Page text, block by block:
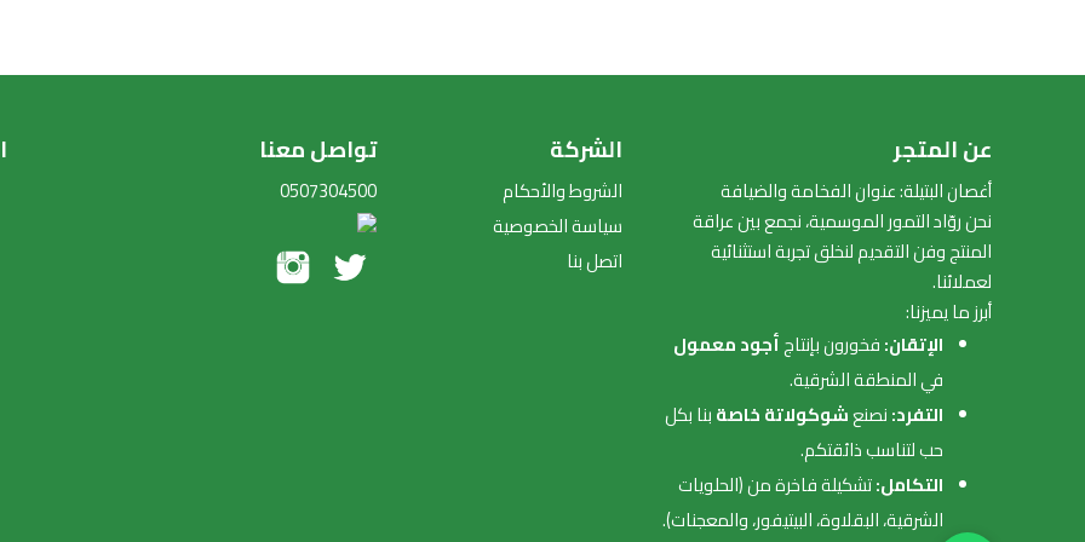
عن المتجر
أغصان البتيلة: عنوان الفخامة والضيافة
نحن روّاد التمور الموسمية، نجمع بين عراقة
المنتج وفن التقديم لنخلق تجربة استثنائية
لعملائنا.
أبرز ما يميزنا:
الإتقان:فخورون بإنتاجأجود معمول
في المنطقة الشرقية.
التفرد:نصنعشوكولاتة خاصةبنا بكل
حب لتناسب ذائقتكم.
التكامل:تشكيلة فاخرة من (الحلويات
الشرقية، البقلاوة، البيتيفور، والمعجنات).
الشركة
الشروط والأحكام
سياسة الخصوصية
اتصل بنا
تواصل معنا
0507304500